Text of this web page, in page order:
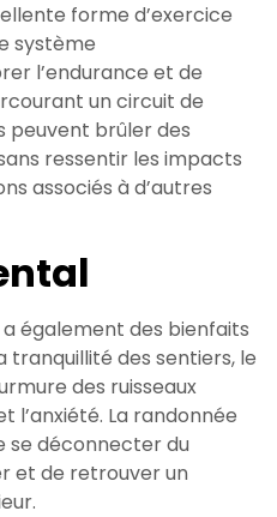
forme d’exercice
système
l’endurance et de
un circuit de
peuvent brûler des
ressentir les impacts
associés à d’autres
également des bienfaits
des sentiers, le
des ruisseaux
l’anxiété. La randonnée
se déconnecter du
et de retrouver un